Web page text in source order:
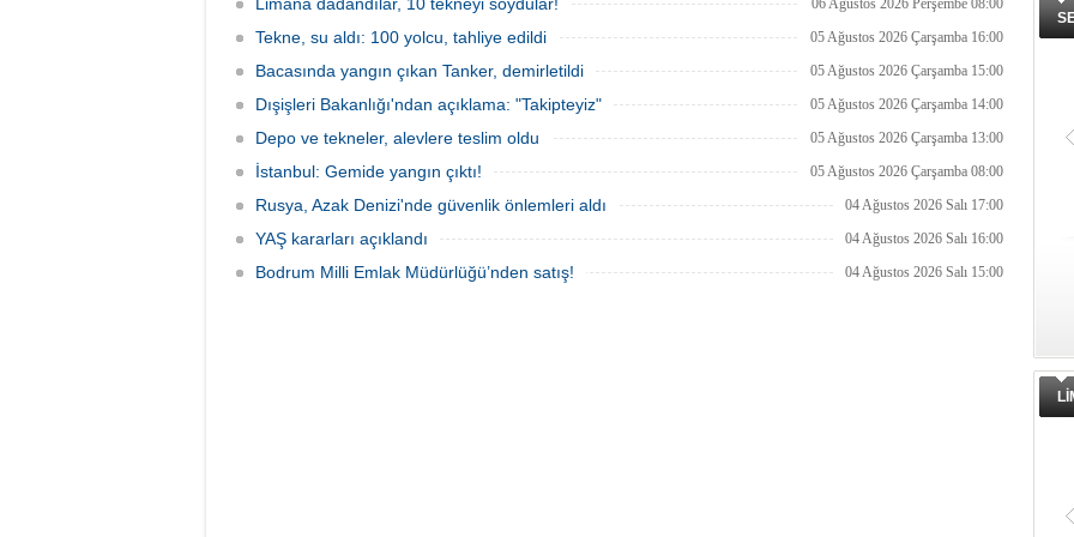
Britanyalı aktivist de bulunuyor.
06 Ağustos 2026 Perşembe 08:00
Tekne, su aldı: 100 yolcu, tahliye edildi 05 Ağustos 2026 Çarşamba 16:00
Bacasında yangın çıkan Tanker, demirletildi 05 Ağustos 2026 Çarşamba 15:00
Dışişleri Bakanlığı'ndan açıklama: "Takipteyiz" 05 Ağustos 2026 Çarşamba 14:00
Depo ve tekneler, alevlere teslim oldu 05 Ağustos 2026 Çarşamba 13:00
İstanbul: Gemide yangın çıktı! 05 Ağustos 2026 Çarşamba 08:00
Rusya, Azak Denizi'nde güvenlik önlemleri aldı 04 Ağustos 2026 Salı 17:00
YAŞ kararları açıklandı 04 Ağustos 2026 Salı 16:00
Bodrum Milli Emlak Müdürlüğü’nden satış! 04 Ağustos 2026 Salı 15:00